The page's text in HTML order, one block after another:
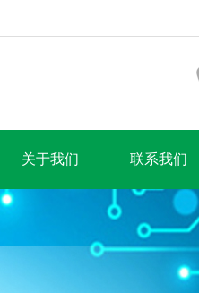
关于我们 联系我们